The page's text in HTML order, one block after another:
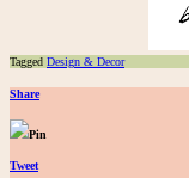
Tagged Design & Decor
Share
Pin
Tweet